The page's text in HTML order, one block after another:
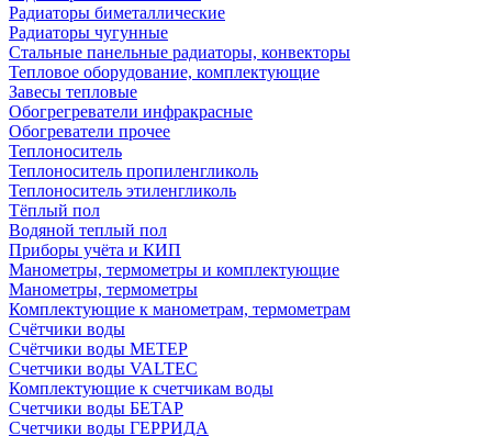
Радиаторы биметаллические
Радиаторы чугунные
Стальные панельные радиаторы, конвекторы
Тепловое оборудование, комплектующие
Завесы тепловые
Обогрегреватели инфракрасные
Обогреватели прочее
Теплоноситель
Теплоноситель пропиленгликоль
Теплоноситель этиленгликоль
Тёплый пол
Водяной теплый пол
Приборы учёта и КИП
Манометры, термометры и комплектующие
Манометры, термометры
Комплектующие к манометрам, термометрам
Счётчики воды
Счётчики воды МЕТЕР
Счетчики воды VALTEC
Комплектующие к счетчикам воды
Счетчики воды БЕТАР
Счетчики воды ГЕРРИДА